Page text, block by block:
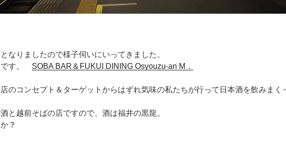
なりましたので様子伺いにいってきました。
です。 SOBA BAR＆FUKUI DINING Osyouzu‐an M．
のコンセプト＆ターゲットからはずれ気味の私たちが行って日本酒を飲みまく
と越前そばの店ですので、酒は福井の黒龍。
？